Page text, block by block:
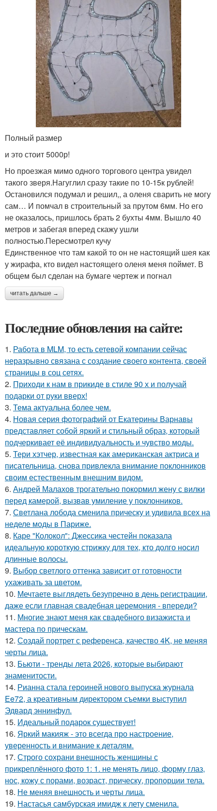
Полный размер
и это стоит 5000р!
Но проезжая мимо одного торгового центра увидел
такого зверя.Нагуглил сразу такие по 10-15к рублей!
Остановился подумал и решил,, а оленя сварить не могу
сам… И помчал в строительный за прутом 6мм. Но его
не оказалось, пришлось брать 2 бухты 4мм. Вышло 40
метров и забегая вперед скажу ушли
полностью.Пересмотрел кучу
Единственное что там какой то он не настоящий шея как
у жирафа, кто видел настоящего оленя меня поймет. В
общем был сделан на бумаге чертеж и погнал
читать дальше →
Последние обновления на сайте:
1. Работа в MLM, то есть сетевой компании сейчас
неразрывно связана с создание своего контента, своей
страницы в соц сетях.
2. Приходи к нам в прикиде в стиле 90 х и получай
подарки от руки вверх!
3. Тема актуальна более чем.
4. Новая серия фотографий от Екатерины Варнавы
представляет собой яркий и стильный образ, который
подчеркивает её индивидуальность и чувство моды.
5. Тери хэтчер, известная как американская актриса и
писательница, снова привлекла внимание поклонников
своим естественным внешним видом.
6. Андрей Малахов трогательно покормил жену с вилки
перед камерой, вызвав умиление у поклонников.
7. Светлана лобода сменила прическу и удивила всех на
неделе моды в Париже.
8. Каре "Колокол": Джессика честейн показала
идеальную короткую стрижку для тех, кто долго носил
длинные волосы.
9. Выбор светлого оттенка зависит от готовности
ухаживать за цветом.
10. Мечтаете выглядеть безупречно в день регистрации,
даже если главная свадебная церемония - впереди?
11. Многие знают меня как свадебного визажиста и
мастера по прическам.
12. Создай портрет с референса, качество 4K, не меняя
черты лица.
13. Бьюти - тренды лета 2026, которые выбирают
знаменитости.
14. Рианна стала героиней нового выпуска журнала
Ee72, а креативным директором съемки выступил
Эдвард эннинфул.
15. Идеальный подарок существует!
16. Яркий макияж - это всегда про настроение,
уверенность и внимание к деталям.
17. Строго сохрани внешность женщины с
прикреплённого фото 1: 1. не менять лицо, форму глаз,
нос, кожу с порами, возраст, прическу, пропорции тела.
18. Не меняя внешность и черты лица.
19. Настасья самбурская имидж к лету сменила.